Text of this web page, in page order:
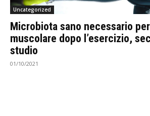
Uncategorized
Microbiota sano necessario
muscolare dopo l’esercizio,
studio
01/10/2021